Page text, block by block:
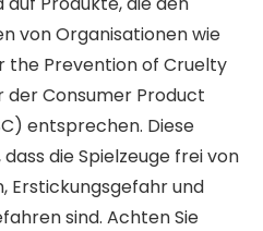
von Organisationen wie
the Prevention of Cruelty
der Consumer Product
entsprechen. Diese
die Spielzeuge frei von
Erstickungsgefahr und
sind. Achten Sie